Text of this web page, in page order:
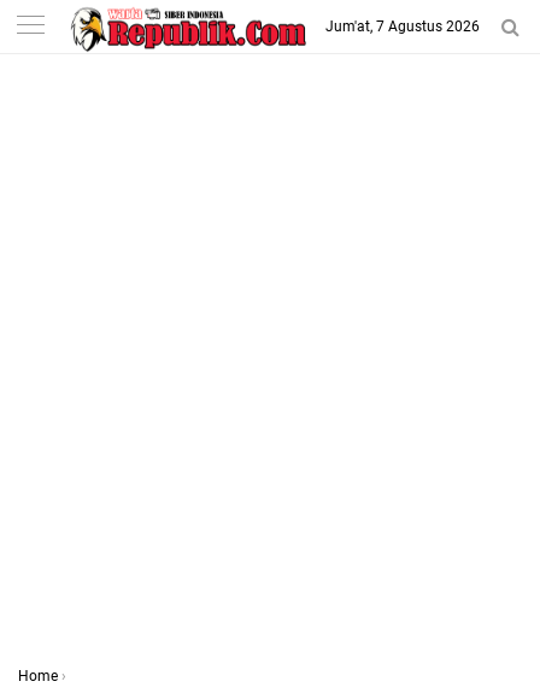
-->
Jum'at, 7 Agustus 2026
Home ›